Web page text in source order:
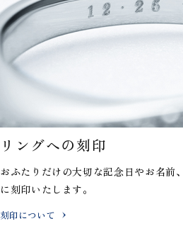
リングへの刻印
おふたりだけの大切な記念日やお名前
に刻印いたします。
刻印について